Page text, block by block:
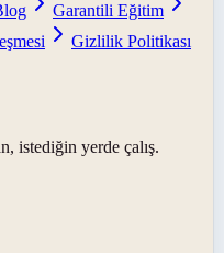
Garantili Eğitim
Gizlilik Politikası
istediğin yerde çalış.